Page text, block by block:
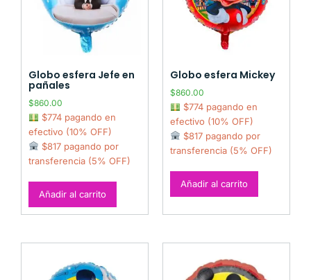
Globo esfera Jefe en
pañales
$860.00
$774 pagando en
efectivo (10% OFF)
$817 pagando por
transferencia (5% OFF)
Añadir al carrito
Globo esfera Mickey
$860.00
$774 pagando en
efectivo (10% OFF)
$817 pagando por
transferencia (5% OFF)
Añadir al carrito